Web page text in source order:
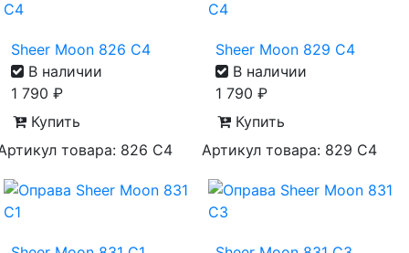
Sheer Moon 826 C4
В наличии
1 790 ₽
Купить
товара: 826 С4
Sheer Moon 829 C4
В наличии
1 790 ₽
Купить
Артикул товара: 829 С4